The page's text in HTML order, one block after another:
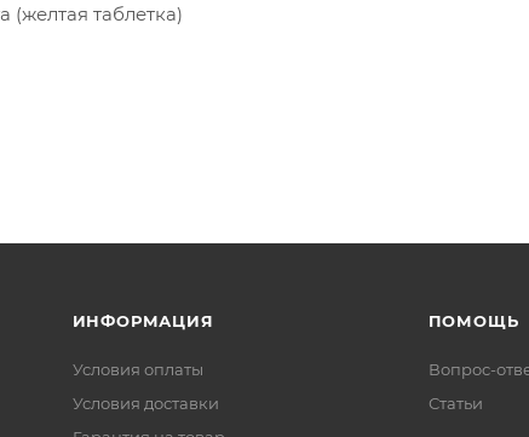
(желтая таблетка)
ИНФОРМАЦИЯ
Условия оплаты
Условия доставки
ПОМОЩЬ
Вопрос-
Статьи